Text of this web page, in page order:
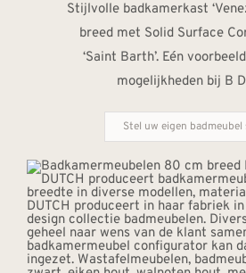
Stijlvolle badkamerkast
breed met Solid Surface
‘Saint Barth’. Eén
mogelijkheden bij B
Stel uw eigen badmeubel